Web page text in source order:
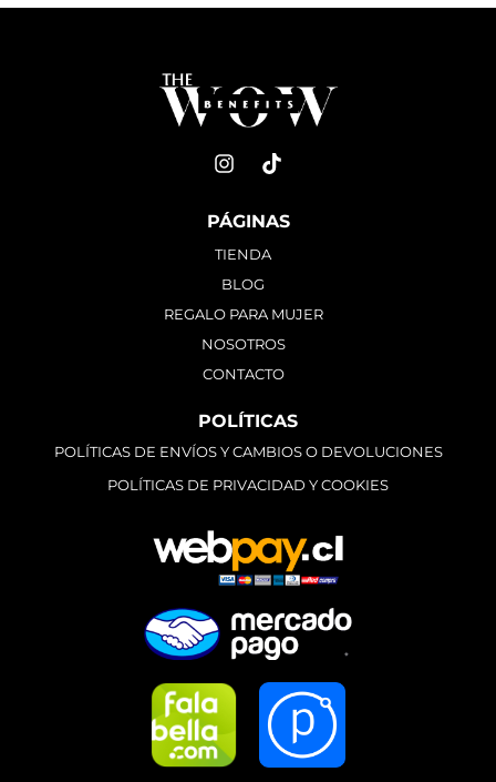
PÁGINAS
TIENDA
BLOG
REGALO PARA MUJER
NOSOTROS
CONTACTO
POLÍTICAS
POLÍTICAS DE ENVÍOS Y CAMBIOS O DEVOLUCIONES
POLÍTICAS DE PRIVACIDAD Y COOKIES